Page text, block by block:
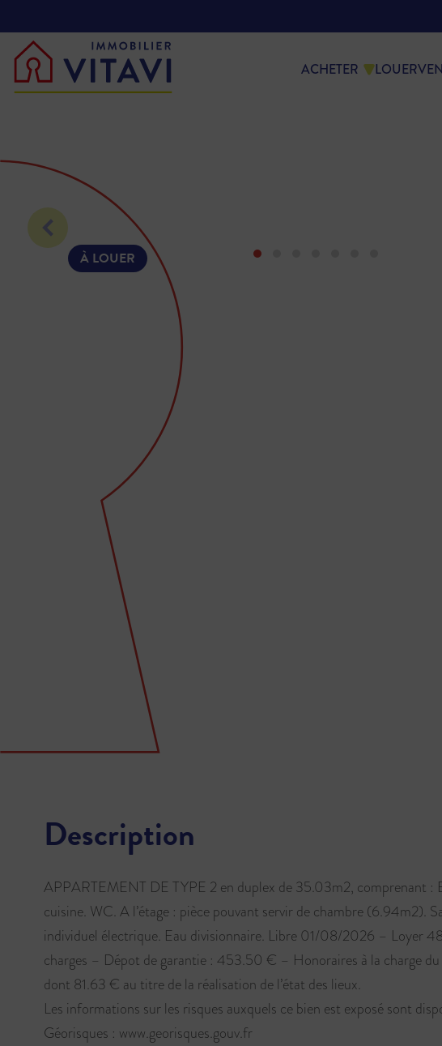
ACHETER LOUER
À LOUER
Description
APPARTEMENT DE TYPE 2 en duplex de 35.03m2, comprenant :
cuisine. WC. A l’étage : pièce pouvant servir de chambre (6.94m2).
individuel électrique. Eau divisionnaire. Libre 01/08/2026 – Loyer
charges – Dépot de garantie : 453.50 € – Honoraires à la charge
dont 81.63 € au titre de la réalisation de l’état des lieux.
Les informations sur les risques auxquels ce bien est exposé sont
Géorisques : www.georisques.gouv.fr